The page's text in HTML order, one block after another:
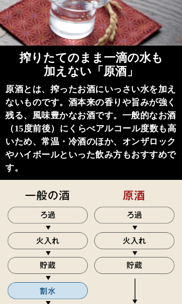
搾りたてのまま一滴の水も
加えない「原酒」
原酒とは、搾ったお酒にいっさい水を加え
ないものです。酒本来の香りや旨みが強く
残る、風味豊かなお酒です。一般的なお酒
（15度前後）にくらべアルコール度数も高
いため、常温・冷酒のほか、オンザロック
やハイボールといった飲み方もおすすめで
す。